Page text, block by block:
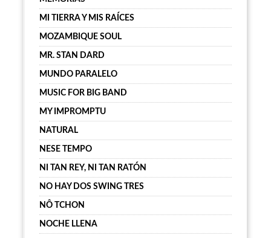
MI TIERRA Y MIS RAÍCES
MOZAMBIQUE SOUL
MR. STAN DARD
MUNDO PARALELO
MUSIC FOR BIG BAND
MY IMPROMPTU
NATURAL
NESE TEMPO
NI TAN REY, NI TAN RATÓN
NO HAY DOS SWING TRES
NÔ TCHON
NOCHE LLENA